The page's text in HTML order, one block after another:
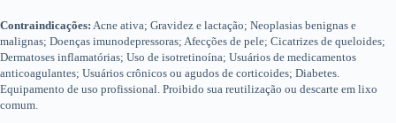
Contraindicações: Acne ativa; Gravidez e lactação; Neoplasias benignas e
malignas; Doenças imunodepressoras; Afecções de pele; Cicatrizes de queloides;
Dermatoses inflamatórias; Uso de isotretinoína; Usuários de medicamentos
anticoagulantes; Usuários crônicos ou agudos de corticoides; Diabetes.
Equipamento de uso profissional. Proibido sua reutilização ou descarte em lixo
comum.